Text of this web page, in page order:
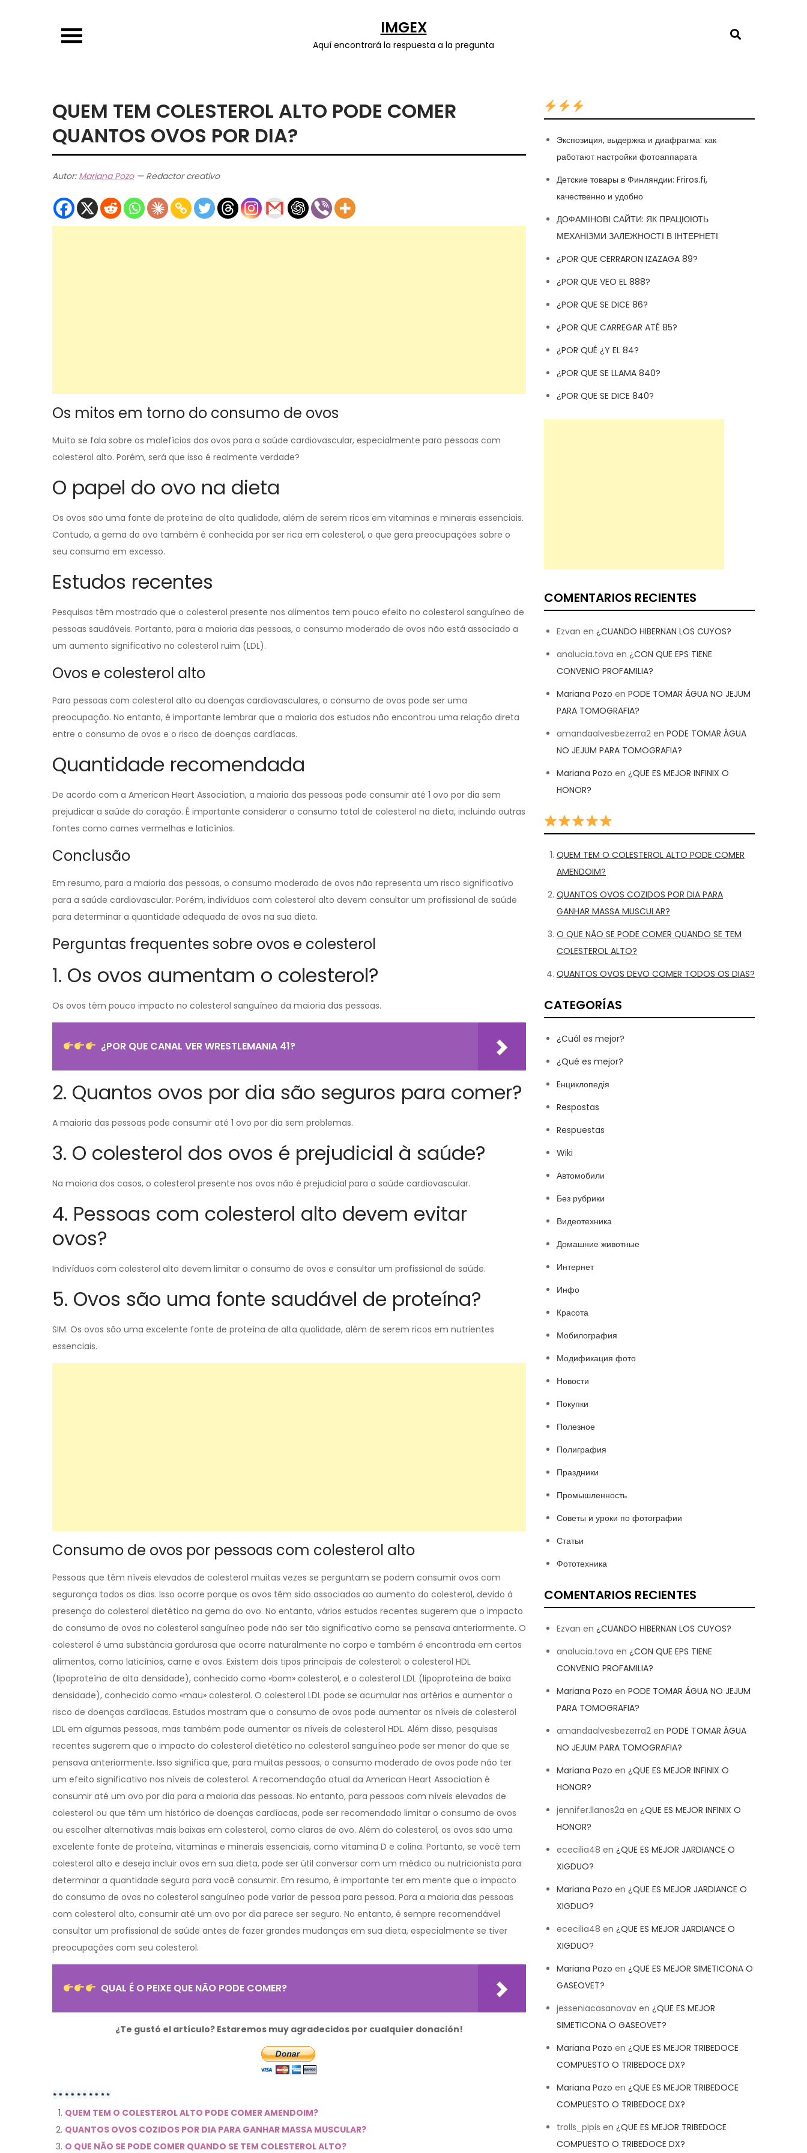
IMGEX
Aquí encontrará la respuesta a la pregunta
QUEM TEM COLESTEROL ALTO PODE COMER
QUANTOS OVOS POR DIA?
Autor: Mariana Pozo— Redactor creativo
Os mitos em torno do consumo de ovos
Muito se fala sobre os malefícios dos ovos para a saúde cardiovascular, especialmente para pessoas com
colesterol alto. Porém, será que isso é realmente verdade?
O papel do ovo na dieta
Os ovos são uma fonte de proteína de alta qualidade, além de serem ricos em vitaminas e minerais essenciais.
Contudo, a gema do ovo também é conhecida por ser rica em colesterol, o que gera preocupações sobre o
seu consumo em excesso.
Estudos recentes
Pesquisas têm mostrado que o colesterol presente nos alimentos tem pouco efeito no colesterol sanguíneo de
pessoas saudáveis. Portanto, para a maioria das pessoas, o consumo moderado de ovos não está associado a
um aumento significativo no colesterol ruim (LDL).
Ovos e colesterol alto
Para pessoas com colesterol alto ou doenças cardiovasculares, o consumo de ovos pode ser uma
preocupação. No entanto, é importante lembrar que a maioria dos estudos não encontrou uma relação direta
entre o consumo de ovos e o risco de doenças cardíacas.
Quantidade recomendada
De acordo com a American Heart Association, a maioria das pessoas pode consumir até 1 ovo por dia sem
prejudicar a saúde do coração. É importante considerar o consumo total de colesterol na dieta, incluindo outras
fontes como carnes vermelhas e laticínios.
Conclusão
Em resumo, para a maioria das pessoas, o consumo moderado de ovos não representa um risco significativo
para a saúde cardiovascular. Porém, indivíduos com colesterol alto devem consultar um profissional de saúde
para determinar a quantidade adequada de ovos na sua dieta.
Perguntas frequentes sobre ovos e colesterol
1. Os ovos aumentam o colesterol?
Os ovos têm pouco impacto no colesterol sanguíneo da maioria das pessoas.
¿POR QUE CANAL VER WRESTLEMANIA 41?
2. Quantos ovos por dia são seguros para comer?
A maioria das pessoas pode consumir até 1 ovo por dia sem problemas.
3. O colesterol dos ovos é prejudicial à saúde?
Na maioria dos casos, o colesterol presente nos ovos não é prejudicial para a saúde cardiovascular.
4. Pessoas com colesterol alto devem evitar
ovos?
Indivíduos com colesterol alto devem limitar o consumo de ovos e consultar um profissional de saúde.
5. Ovos são uma fonte saudável de proteína?
SIM. Os ovos são uma excelente fonte de proteína de alta qualidade, além de serem ricos em nutrientes
essenciais.
Consumo de ovos por pessoas com colesterol alto
Pessoas que têm níveis elevados de colesterol muitas vezes se perguntam se podem consumir ovos com
segurança todos os dias. Isso ocorre porque os ovos têm sido associados ao aumento do colesterol, devido à
presença do colesterol dietético na gema do ovo. No entanto, vários estudos recentes sugerem que o impacto
do consumo de ovos no colesterol sanguíneo pode não ser tão significativo como se pensava anteriormente. O
colesterol é uma substância gordurosa que ocorre naturalmente no corpo e também é encontrada em certos
alimentos, como laticínios, carne e ovos. Existem dois tipos principais de colesterol: o colesterol HDL
(lipoproteína de alta densidade), conhecido como «bom» colesterol, e o colesterol LDL (lipoproteína de baixa
densidade), conhecido como «mau» colesterol. O colesterol LDL pode se acumular nas artérias e aumentar o
risco de doenças cardíacas. Estudos mostram que o consumo de ovos pode aumentar os níveis de colesterol
LDL em algumas pessoas, mas também pode aumentar os níveis de colesterol HDL. Além disso, pesquisas
recentes sugerem que o impacto do colesterol dietético no colesterol sanguíneo pode ser menor do que se
pensava anteriormente. Isso significa que, para muitas pessoas, o consumo moderado de ovos pode não ter
um efeito significativo nos níveis de colesterol. A recomendação atual da American Heart Association é
consumir até um ovo por dia para a maioria das pessoas. No entanto, para pessoas com níveis elevados de
colesterol ou que têm um histórico de doenças cardíacas, pode ser recomendado limitar o consumo de ovos
ou escolher alternativas mais baixas em colesterol, como claras de ovo. Além do colesterol, os ovos são uma
excelente fonte de proteína, vitaminas e minerais essenciais, como vitamina D e colina. Portanto, se você tem
colesterol alto e deseja incluir ovos em sua dieta, pode ser útil conversar com um médico ou nutricionista para
determinar a quantidade segura para você consumir. Em resumo, é importante ter em mente que o impacto
do consumo de ovos no colesterol sanguíneo pode variar de pessoa para pessoa. Para a maioria das pessoas
com colesterol alto, consumir até um ovo por dia parece ser seguro. No entanto, é sempre recomendável
consultar um profissional de saúde antes de fazer grandes mudanças em sua dieta, especialmente se tiver
preocupações com seu colesterol.
QUAL É O PEIXE QUE NÃO PODE COMER?
¿Te gustó el artículo? Estaremos muy agradecidos por cualquier donación!
QUEM TEM O COLESTEROL ALTO PODE COMER AMENDOIM?
QUANTOS OVOS COZIDOS POR DIA PARA GANHAR MASSA MUSCULAR?
O QUE NÃO SE PODE COMER QUANDO SE TEM COLESTEROL ALTO?
Экспозиция, выдержка и диафрагма: как
работают настройки фотоаппарата
Детские товары в Финляндии: Friros.fi,
качественно и удобно
ДОФАМІНОВІ САЙТИ: ЯК ПРАЦЮЮТЬ
МЕХАНІЗМИ ЗАЛЕЖНОСТІ В ІНТЕРНЕТІ
¿POR QUE CERRARON IZAZAGA 89?
¿POR QUE VEO EL 888?
¿POR QUE SE DICE 86?
¿POR QUE CARREGAR ATÉ 85?
¿POR QUÉ ¿Y EL 84?
¿POR QUE SE LLAMA 840?
¿POR QUE SE DICE 840?
COMENTARIOS RECIENTES
Ezvan en ¿CUANDO HIBERNAN LOS CUYOS?
analucia.tova en ¿CON QUE EPS TIENE
CONVENIO PROFAMILIA?
Mariana Pozo en PODE TOMAR ÁGUA NO JEJUM
PARA TOMOGRAFIA?
amandaalvesbezerra2 en PODE TOMAR ÁGUA
NO JEJUM PARA TOMOGRAFIA?
Mariana Pozo en ¿QUE ES MEJOR INFINIX O
HONOR?
QUEM TEM O COLESTEROL ALTO PODE COMER
AMENDOIM?
QUANTOS OVOS COZIDOS POR DIA PARA
GANHAR MASSA MUSCULAR?
O QUE NÃO SE PODE COMER QUANDO SE TEM
COLESTEROL ALTO?
QUANTOS OVOS DEVO COMER TODOS OS DIAS?
CATEGORÍAS
¿Cuál es mejor?
¿Qué es mejor?
Eнциклопедія
Respostas
Respuestas
Wiki
Автомобили
Без рубрики
Видеотехника
Домашние животные
Интернет
Инфо
Красота
Мобилография
Модификация фото
Новости
Покупки
Полезное
Полиграфия
Праздники
Промышленность
Советы и уроки по фотографии
Статьи
Фототехника
COMENTARIOS RECIENTES
Ezvan en ¿CUANDO HIBERNAN LOS CUYOS?
analucia.tova en ¿CON QUE EPS TIENE
CONVENIO PROFAMILIA?
Mariana Pozo en PODE TOMAR ÁGUA NO JEJUM
PARA TOMOGRAFIA?
amandaalvesbezerra2 en PODE TOMAR ÁGUA
NO JEJUM PARA TOMOGRAFIA?
Mariana Pozo en ¿QUE ES MEJOR INFINIX O
HONOR?
jennifer.llanos2a en ¿QUE ES MEJOR INFINIX O
HONOR?
ececilia48 en ¿QUE ES MEJOR JARDIANCE O
XIGDUO?
Mariana Pozo en ¿QUE ES MEJOR JARDIANCE O
XIGDUO?
ececilia48 en ¿QUE ES MEJOR JARDIANCE O
XIGDUO?
Mariana Pozo en ¿QUE ES MEJOR SIMETICONA O
GASEOVET?
jesseniacasanovav en ¿QUE ES MEJOR
SIMETICONA O GASEOVET?
Mariana Pozo en ¿QUE ES MEJOR TRIBEDOCE
COMPUESTO O TRIBEDOCE DX?
Mariana Pozo en ¿QUE ES MEJOR TRIBEDOCE
COMPUESTO O TRIBEDOCE DX?
trolls_pipis en ¿QUE ES MEJOR TRIBEDOCE
COMPUESTO O TRIBEDOCE DX?